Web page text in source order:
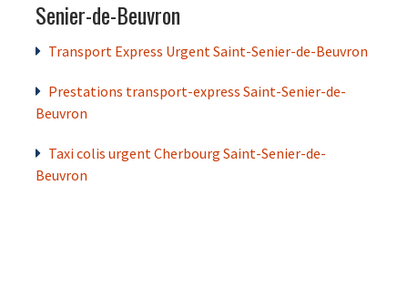
Senier-de-Beuvron
Transport Express Urgent Saint-Senier-de-Beuvron
Prestations transport-express Saint-Senier-de-
Beuvron
Taxi colis urgent Cherbourg Saint-Senier-de-
Beuvron